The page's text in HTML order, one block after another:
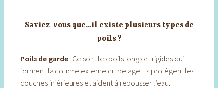
Saviez-vous que…il existe plusieurs types de
poils ?
Poils de garde: Ce sont les poils longs et rigides qui
forment la couche externe du pelage. Ils protègent les
couches inférieures et aident à repousser l’eau.